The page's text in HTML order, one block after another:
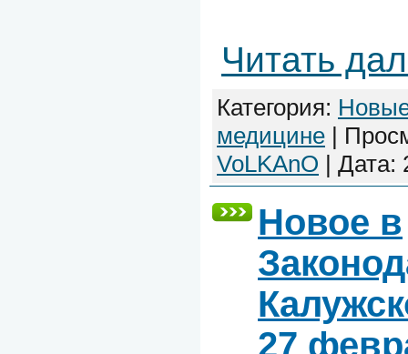
Читать
Категория:
медицине |
VoLKAnO | Дата:
Новое в
27